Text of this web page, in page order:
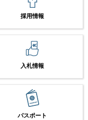
採用情報
入札情報
パスポート